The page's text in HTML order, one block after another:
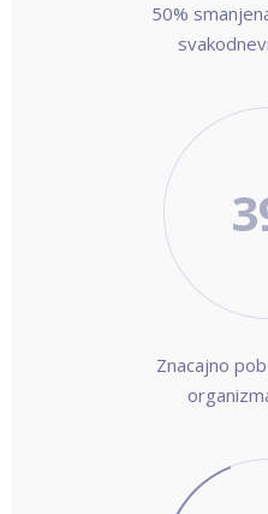
50%
Znacajno